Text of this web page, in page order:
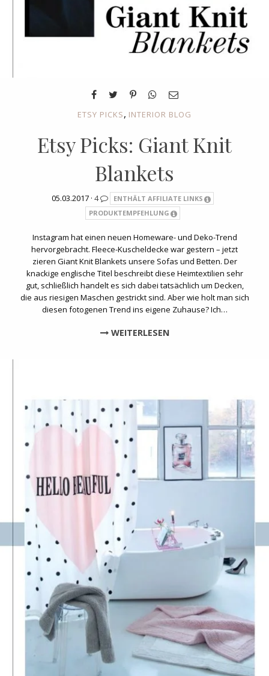
ETSY PICKS, INTERIOR BLOG
Etsy Picks: Giant Knit
Blankets
05.03.2017 · 4
ENTHÄLT AFFILIATE LINKS
PRODUKTEMPFEHLUNG
Instagram hat einen neuen Homeware- und Deko-Trend
hervorgebracht. Fleece-Kuscheldecke war gestern – jetzt
zieren Giant Knit Blankets unsere Sofas und Betten. Der
knackige englische Titel beschreibt diese Heimtextilien sehr
gut, schließlich handelt es sich dabei tatsächlich um Decken,
die aus riesigen Maschen gestrickt sind. Aber wie holt man sich
diesen fotogenen Trend ins eigene Zuhause? Ich…
WEITERLESEN